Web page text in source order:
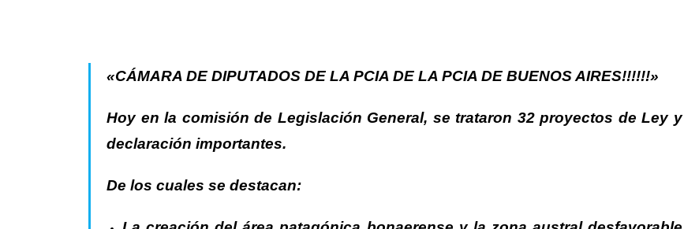
«CÁMARA DE DIPUTADOS DE LA PCIA DE LA PCIA DE BUENOS AIRES!!!!!!»
Hoy en la comisión de Legislación General, se trataron 32 proyectos de Ley y
declaración importantes.
De los cuales se destacan: